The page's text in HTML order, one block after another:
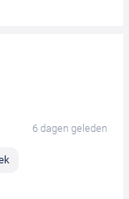
6 dagen geleden